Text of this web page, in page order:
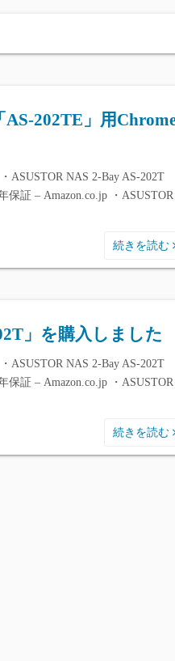
202TE」用
ASUSTOR NAS 2-Bay AS-202T
保証 – Amazon.co.jp ・ASUSTOR
続きを読む
」を購入しました
ASUSTOR NAS 2-Bay AS-202T
保証 – Amazon.co.jp ・ASUSTOR
続きを読む